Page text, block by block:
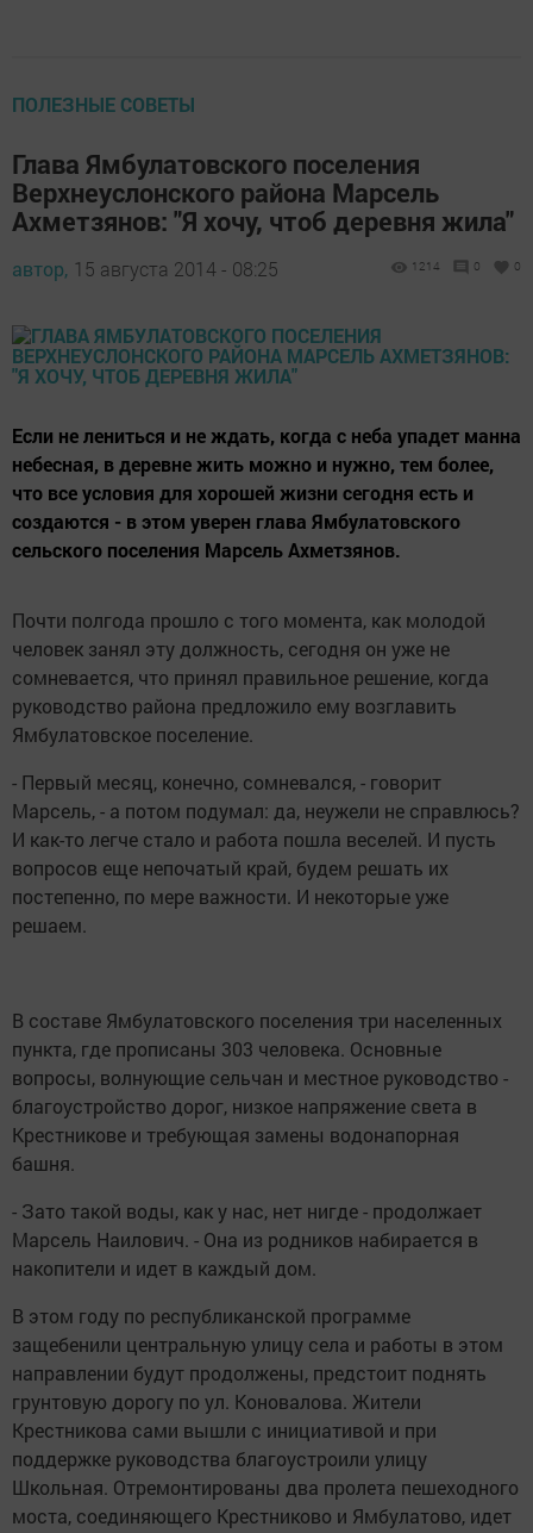
ПОЛЕЗНЫЕ СОВЕТЫ
Глава Ямбулатовского поселения
Верхнеуслонского района Марсель
Ахметзянов: "Я хочу, чтоб деревня жила"
автор, 15 августа 2014 - 08:25 1214 0 0
Если не лениться и не ждать, когда с неба упадет манна
небесная, в деревне жить можно и нужно, тем более,
что все условия для хорошей жизни сегодня есть и
создаются - в этом уверен глава Ямбулатовского
сельского поселения Марсель Ахметзянов.
Почти полгода прошло с того момента, как молодой
человек занял эту должность, сегодня он уже не
сомневается, что принял правильное решение, когда
руководство района предложило ему возглавить
Ямбулатовское поселение.
- Первый месяц, конечно, сомневался, - говорит
Марсель, - а потом подумал: да, неужели не справлюсь?
И как-то легче стало и работа пошла веселей. И пусть
вопросов еще непочатый край, будем решать их
постепенно, по мере важности. И некоторые уже
решаем.
В составе Ямбулатовского поселения три населенных
пункта, где прописаны 303 человека. Основные
вопросы, волнующие сельчан и местное руководство -
благоустройство дорог, низкое напряжение света в
Крестникове и требующая замены водонапорная
башня.
- Зато такой воды, как у нас, нет нигде - продолжает
Марсель Наилович. - Она из родников набирается в
накопители и идет в каждый дом.
В этом году по республиканской программе
защебенили центральную улицу села и работы в этом
направлении будут продолжены, предстоит поднять
грунтовую дорогу по ул. Коновалова. Жители
Крестникова сами вышли с инициативой и при
поддержке руководства благоустроили улицу
Школьная. Отремонтированы два пролета пешеходного
моста, соединяющего Крестниково и Ямбулатово, идет